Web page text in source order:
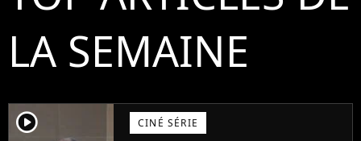
LA SEMAINE
player2 CINÉ SÉRIE